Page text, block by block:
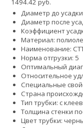
1494.42 руб.
Диаметр до
Диаметр после
Коэффициент
Материал:
Наименование:
Норма отгрузки: 5
Оптимальный
Относительное
Специальные
Страна
Тип трубки: с
Толщина стенки
Цвет трубки: